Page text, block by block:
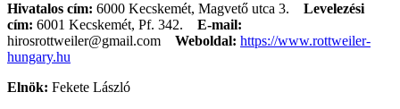
Hivatalos cím: 6000 Kecskemét, Magvető utca 3. Levelezési
cím: 6001 Kecskemét, Pf. 342.
E-mail:
hirosrottweiler@gmail.com
Weboldal: https://www.rottweiler-
hungary.hu
Elnök: Fekete László